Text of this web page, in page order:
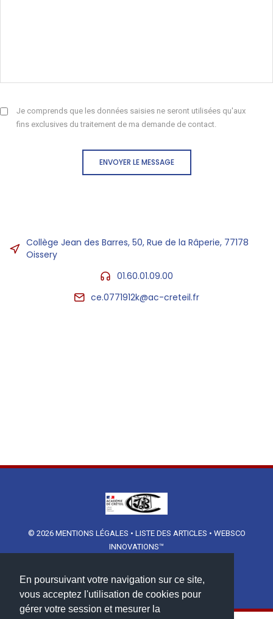
En poursuivant votre navigation sur ce site,
vous acceptez l'utilisation de cookies pour
gérer votre session et mesurer la
Je comprends que les données saisies ne seront utilisées qu'aux
fins exclusives du traitement de ma demande de contact.
ENVOYER LE MESSAGE
Collège Jean des Barres, 50, Rue de la Râperie, 77178
Oissery
01.60.01.09.00
ce.0771912k@ac-creteil.fr
© 2026 MENTIONS LÉGALES • LISTE DES ARTICLES • WEBSCO
INNOVATIONS™